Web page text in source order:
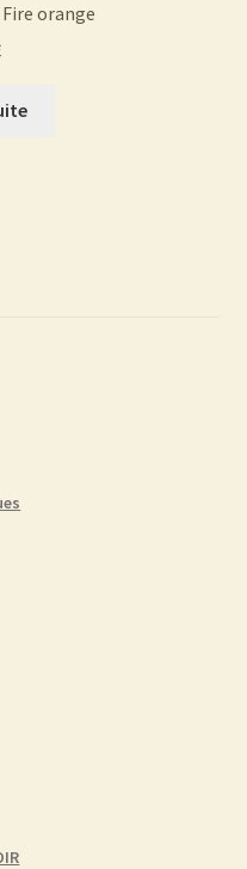
orange